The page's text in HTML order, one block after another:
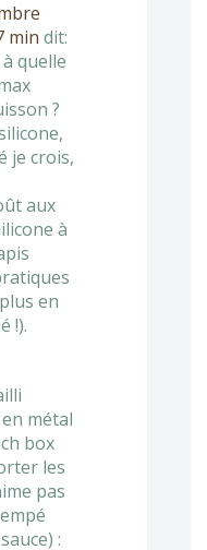
min dit:
quelle
?
je crois,
aux
à
en
!).
métal
box
les
pas
: